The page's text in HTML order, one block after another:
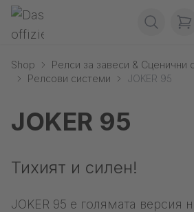
Прескачане на навигация
Gerriets
Shop
Релси за завеси & Сценични
Релсови системи
JOKER 95
JOKER 95
Тихият и силен!
JOKER 95 е голямата версия